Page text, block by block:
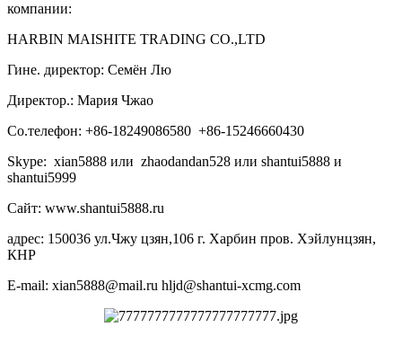
компании:
HARBIN MAISHITE TRADING CO.,LTD
Гине. директор: Семён Лю
Директор.: Мария Чжао
Со.телефон: +86-18249086580 +86-15246660430
Skype: xian5888 или zhaodandan528 или shantui5888 и
shantui5999
Сайт: www.shantui5888.ru
адрес: 150036 ул.Чжу цзян,106 г. Харбин пров. Хэйлунцзян,
КНР
E-mail: xian5888@mail.ru hljd@shantui-xcmg.com